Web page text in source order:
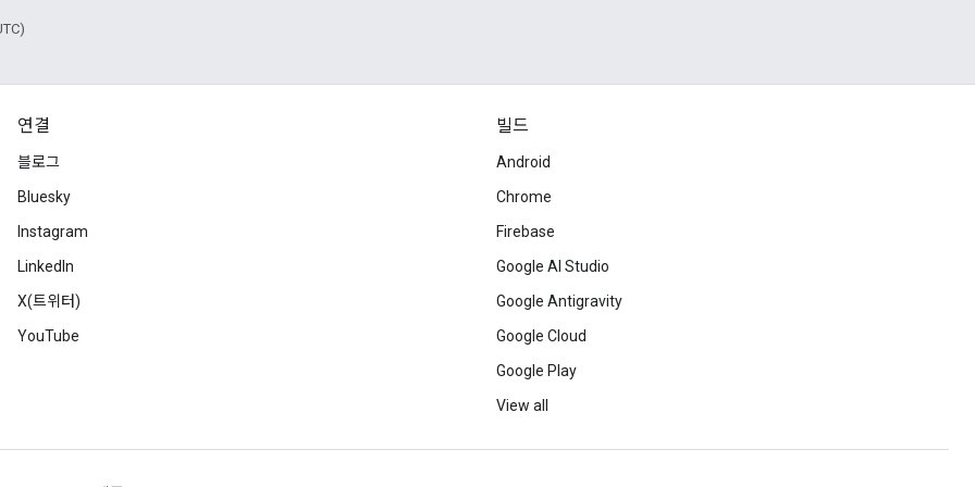
연결
블로그
Bluesky
Instagram
LinkedIn
X(트위터)
YouTube
빌드
Android
Chrome
Firebase
Google AI Studio
Google Antigravity
Google Cloud
Google Play
View all